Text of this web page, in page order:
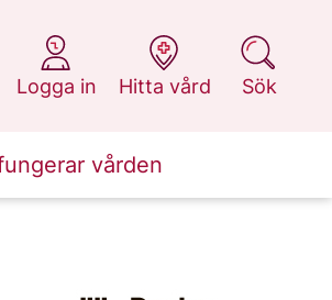
Logga in
på 1177.se
Hitta vård
på 1177.se
Sök
på 1177.se
vården